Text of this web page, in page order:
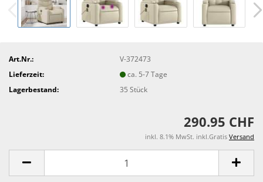
Art.Nr.:
V-372473
Lieferzeit:
ca. 5-7 Tage
Lagerbestand:
35Stück
290.95 CHF
inkl. 8.1% MwSt. inkl.Gratis Versand